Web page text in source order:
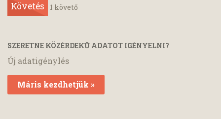
Követés 1 követő
SZERETNE KÖZÉRDEKŰ ADATOT IGÉNYELNI?
Új adatigénylés
Máris kezdhetjük »